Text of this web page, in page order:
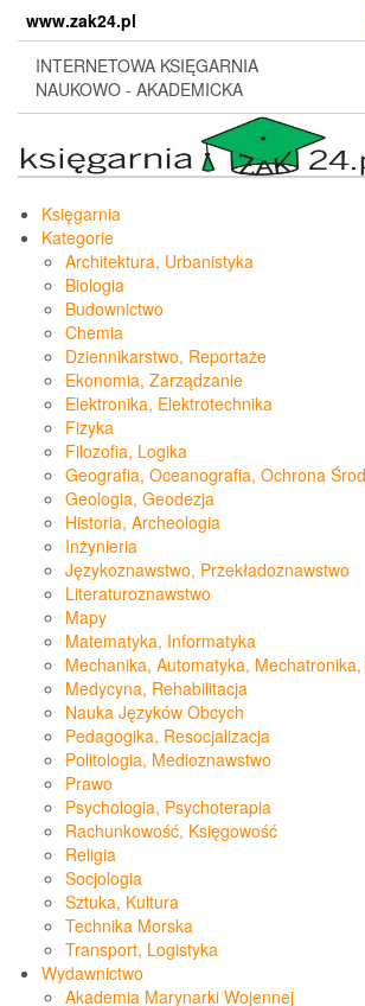
content
www.zak24.pl
INTERNETOWA KSIĘGARNIA
NAUKOWO - AKADEMICKA
Księgarnia
Kategorie
Architektura, Urbanistyka
Biologia
Budownictwo
Chemia
Dziennikarstwo, Reportaże
Ekonomia, Zarządzanie
Elektronika, Elektrotechnika
Fizyka
Filozofia, Logika
Geografia, Oceanografia, Ochrona
Geologia, Geodezja
Historia, Archeologia
Inżynieria
Językoznawstwo, Przekładoznawstwo
Literaturoznawstwo
Mapy
Matematyka, Informatyka
Mechanika, Automatyka,
Medycyna, Rehabilitacja
Nauka Języków Obcych
Pedagogika, Resocjalizacja
Politologia, Medioznawstwo
Prawo
Psychologia, Psychoterapia
Rachunkowość, Księgowość
Religia
Socjologia
Sztuka, Kultura
Technika Morska
Transport, Logistyka
Wydawnictwo
Akademia Marynarki Wojennej